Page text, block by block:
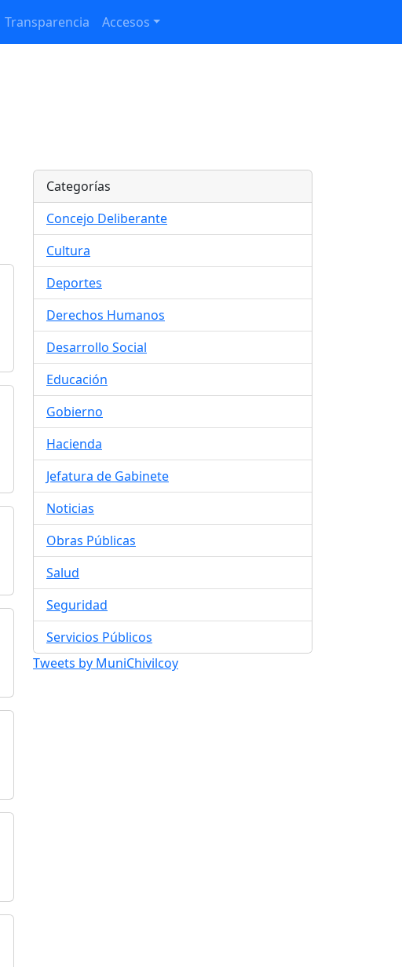
Transparencia Accesos
Categorías
Concejo Deliberante
Cultura
Deportes
Derechos Humanos
Desarrollo Social
Educación
Gobierno
Hacienda
Jefatura de Gabinete
Noticias
Obras Públicas
Salud
Seguridad
Servicios Públicos
Tweets by MuniChivilcoy